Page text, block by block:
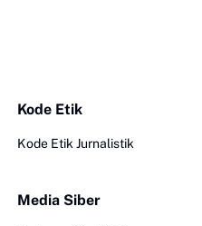
Kode Etik
Kode Etik Jurnalistik
Media Siber